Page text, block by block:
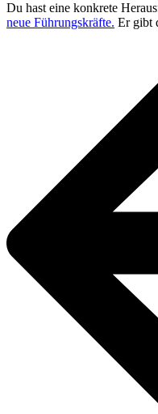
Du hast eine konkrete
neue Führungskräfte. Er gibt